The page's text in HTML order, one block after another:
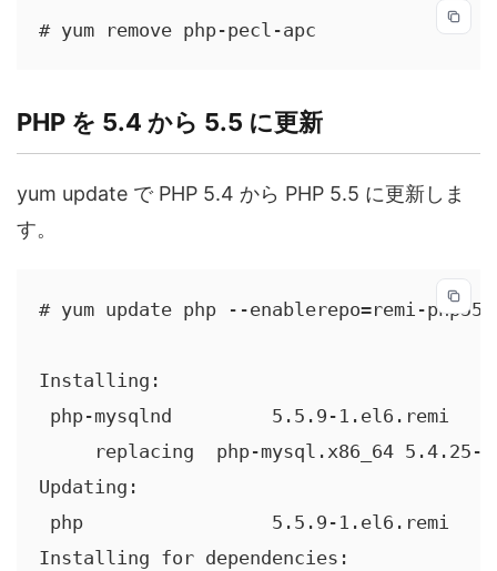
# yum remove php-pecl-apc
PHP を 5.4 から 5.5 に更新
yum update で PHP 5.4 から PHP 5.5 に更新しま
す。
# yum update php --enablerepo=remi-
Installing:
php-mysqlnd         5.5.9-1.el6.remi
replacing  php-mysql.x86_64 5.4.25-
Updating:
php                 5.5.9-1.el6.remi
Installing for dependencies: